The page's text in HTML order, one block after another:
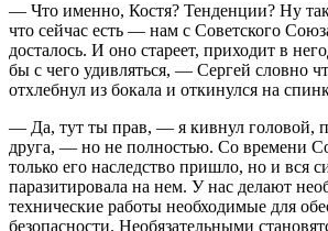
— Что именно, Костя? Тенденции? Ну
что сейчас есть — нам с Советского
досталось. И оно стареет, приходит в
бы с чего удивляться, — Сергей словно
отхлебнул из бокала и откинулся на
— Да, тут ты прав, — я кивнул головой,
друга, — но не полностью. Со времени
только его наследство пришло, но и вся
паразитировала на нем. У нас делают
технические работы необходимые для
безопасности. Необязательными